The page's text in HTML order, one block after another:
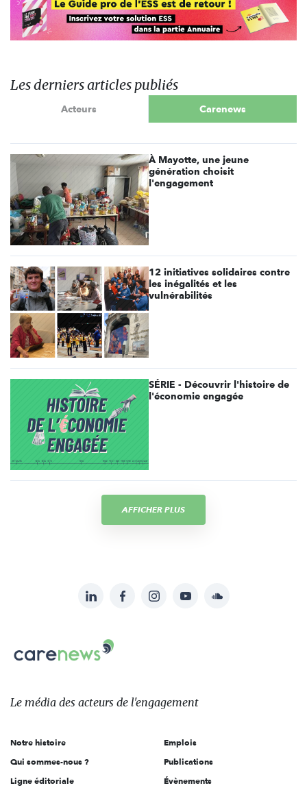
Les derniers articles publiés
Acteurs Carenews
À Mayotte, une jeune
génération choisit
l'engagement
12 initiatives solidaires contre
les inégalités et les
vulnérabilités
SÉRIE - Découvrir l'histoire de
l'économie engagée
AFFICHER PLUS
sur:
LinkedInFacebookInstagramYouTubeSoundcloud
Le
des
l'engagement
Le média des acteurs de l'engagement
Notre histoire
Qui sommes-nous ?
Ligne éditoriale
Emplois
Publications
Évènements